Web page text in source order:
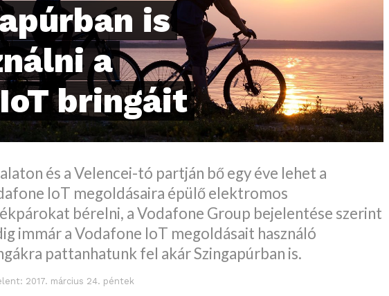
is
a
bringáit
és a Velencei-tó partján bő egy éve lehet a
IoT megoldásaira épülő elektromos
bérelni, a Vodafone Group bejelentése szerint
immár a Vodafone IoT megoldásait használó
pattanhatunk fel akár Szingapúrban is.
2017. március 24. péntek